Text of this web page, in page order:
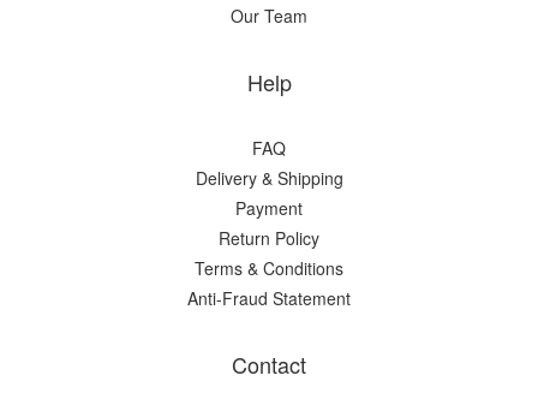
Our Team
Help
FAQ
Delivery & Shipping
Payment
Return Policy
Terms & Conditions
Anti-Fraud Statement
Contact